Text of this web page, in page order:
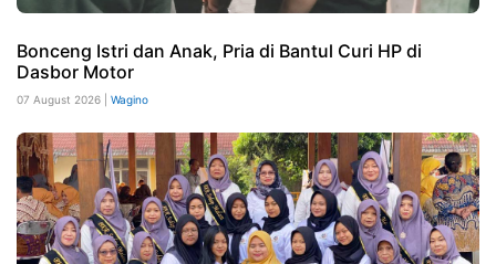
Bonceng Istri dan Anak, Pria di Bantul Curi HP di
Dasbor Motor
07 August 2026 | Wagino